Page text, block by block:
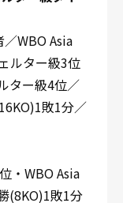
／WBO Asia
ルター級3位
ター級4位／
敗1分／
・WBO Asia
(8KO)1敗1分